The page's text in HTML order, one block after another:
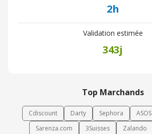
2h
Validation estimée
343j
Top Marchands
Cdiscount Darty Sephora ASOS
Sarenza.com
3Suisses Zalando